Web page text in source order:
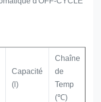
Capacité
(l)
Chaîne
de
Temp
(℃)